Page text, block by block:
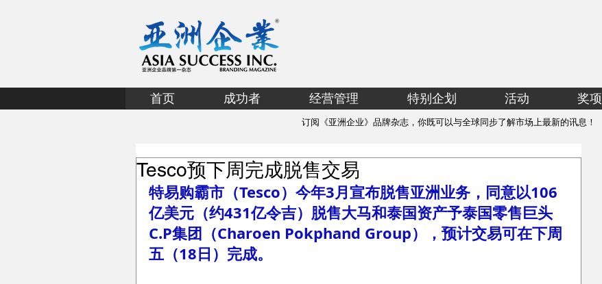
首页 成功者 经营管理 特别企划 活动 奖项
订阅《亚洲企业》品牌杂志，你既可以与全球同步了解市场上最新的讯息！
Tesco预下周完成脱售交易
特易购霸市（Tesco）今年3月宣布脱售亚洲业务，同意以106
亿美元（约431亿令吉）脱售大马和泰国资产予泰国零售巨头
C.P集团（Charoen Pokphand Group），预计交易可在下周
五（18日）完成。